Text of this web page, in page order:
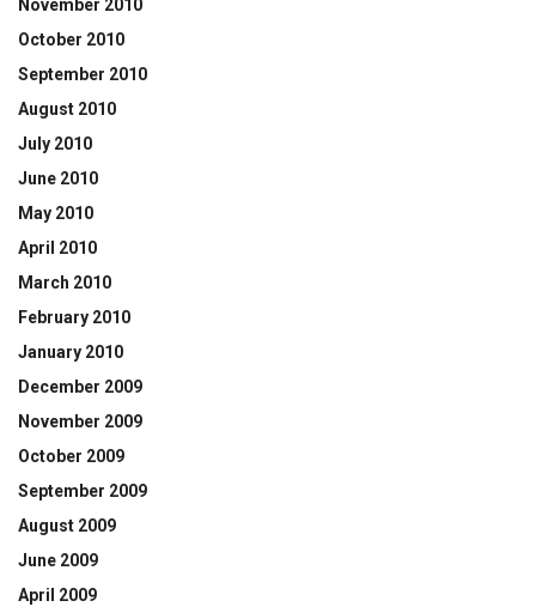
November 2010
October 2010
September 2010
August 2010
July 2010
June 2010
May 2010
April 2010
March 2010
February 2010
January 2010
December 2009
November 2009
October 2009
September 2009
August 2009
June 2009
April 2009